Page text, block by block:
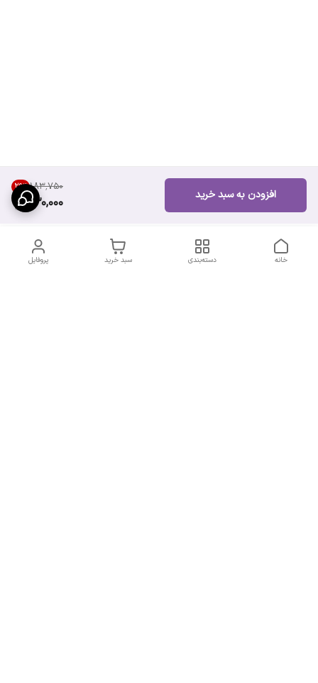
۱۸۳٬۷۵۰ 29%
130,000 افزودن به سبد خرید
پروفایل سبد خرید دسته‌بندی خانه